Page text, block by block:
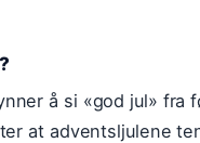
å si «god jul» fra
at adventsljulene